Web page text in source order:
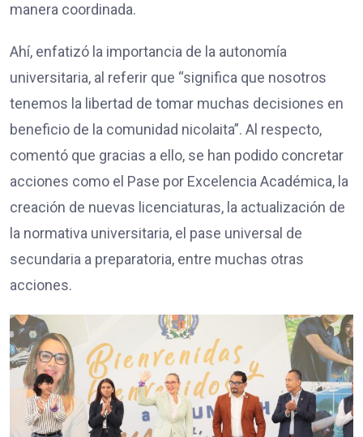
manera coordinada.
Ahí, enfatizó la importancia de la autonomía
universitaria, al referir que “significa que nosotros
tenemos la libertad de tomar muchas decisiones en
beneficio de la comunidad nicolaita”. Al respecto,
comentó que gracias a ello, se han podido concretar
acciones como el Pase por Excelencia Académica, la
creación de nuevas licenciaturas, la actualización de
la normativa universitaria, el pase universal de
secundaria a preparatoria, entre muchas otras
acciones.